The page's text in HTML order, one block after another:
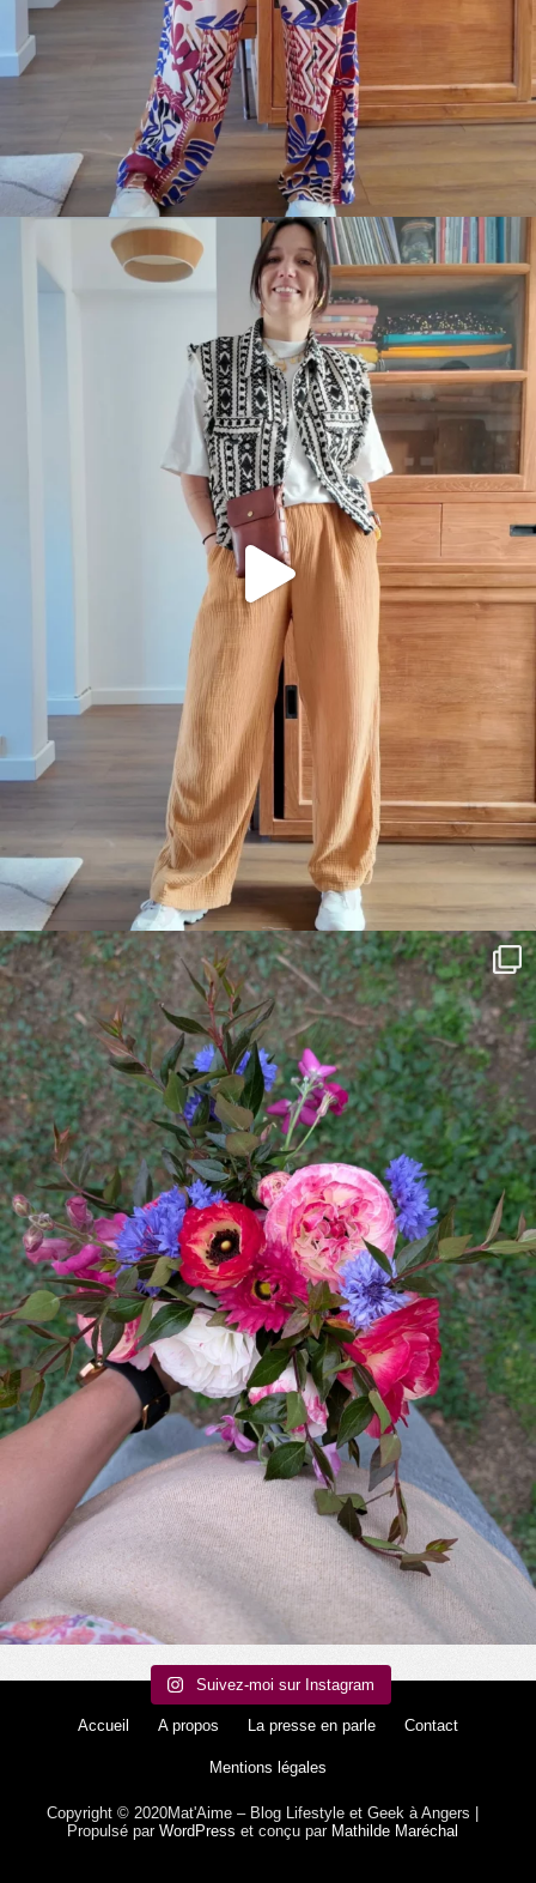
Suivez-moi sur Instagram
Accueil A propos La presse en parle Contact
Mentions légales
Copyright © 2020Mat'Aime – Blog Lifestyle et Geek à Angers |
Propulsé par WordPress et conçu par Mathilde Maréchal